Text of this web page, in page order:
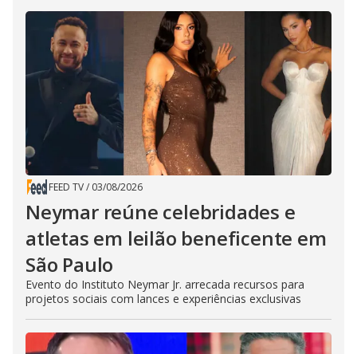
FEED TV/ 03/08/2026
Neymar reúne celebridades e
atletas em leilão beneficente em
São Paulo
Evento do Instituto Neymar Jr. arrecada recursos para
projetos sociais com lances e experiências exclusivas